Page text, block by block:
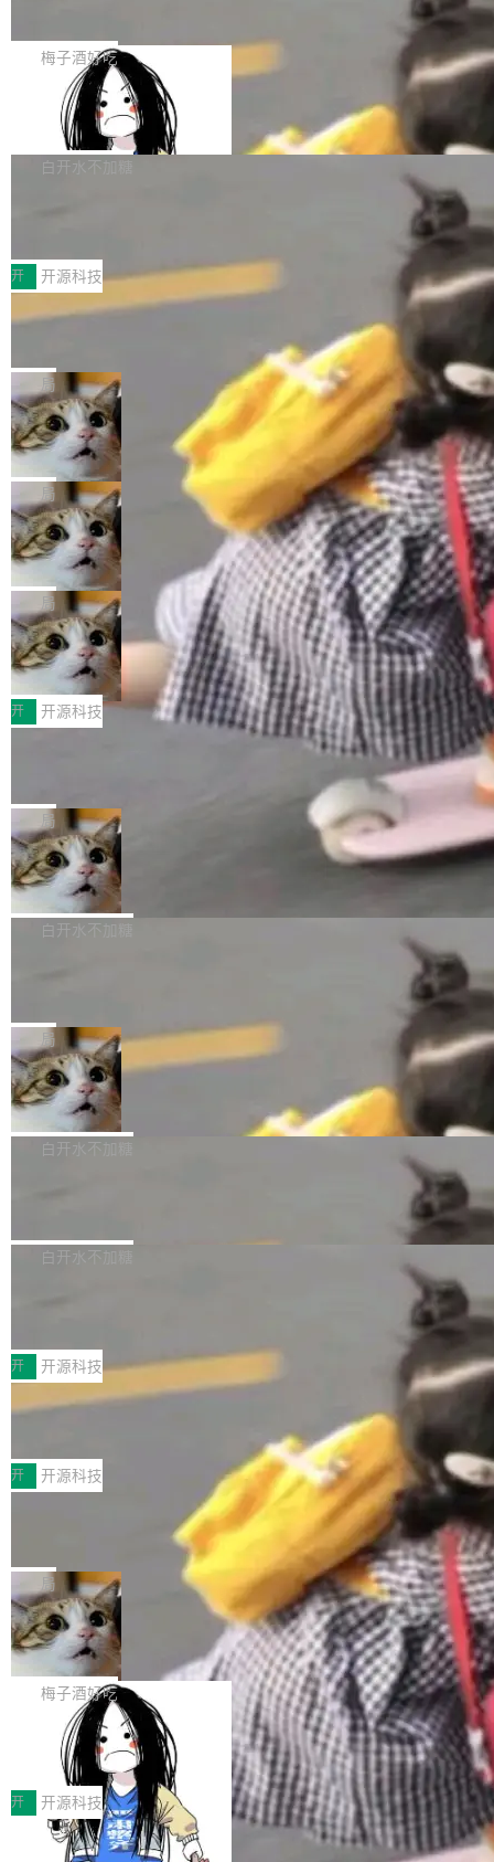
提交的编辑请求也长期处于待处理状态。 Groki
pedia 于去年底上线，定位为由人工智能生成内
容的百科平台，被马斯克视为传统众包百科网站
维基百科的替代方案。Lawfare 调查发现，无论
热门页面还是低关注度页面，均未出现近期更
是这样的：配 MessageSource 的 Bean、写 R
eloadableResourceBundleMessageSource、
声明 LocaleResolver、注册 LocaleChangeInt
erceptor…五六步之后才能看到第一行翻译文
本。 Solon 换了个方式。整个 i18n 模块围绕三
梅子酒好吃
Apache Doris 4.1 全面增强 Iceberg：
支持 UPDATE、MERGE INTO 与 Iceb
erg V3
Apache Doris 4.1 要补齐的，正是缺失的那一
半。在已有查询能力的基础上，Doris 进一步支
常维护操作，并完整支持 Iceberg V3 格式。
白开水不加糖
村国家自主创新示范区会议中心开幕。本届大会
由中关村智联软件服务业质量创新联盟主办，以
“智构可信·质创未来——AI原生时代的质量新范
式”为主题，直面AI从实验室走向规模化产业落地
的核心质量命题。会上，《2026智能研发生产力
工具选型手册》发布，Testin云测的Testin XAge
nt智能测试系统入选AI测试领域代表产品。对CI
O而言，这提示了一个转变：AI测试正在从效率
工具升级为企业的质量基础设施。 CIO面对的新
现实 过去两年，CIO们的焦虑清单上多了两项：
一是如何让大模型和智能体应用安全地从PoC走
向生产，二是如何让测试团队跟得上AI应用...
开 开源科技
让非法状态不可表示：一篇关于 ADT
有一种东西，一旦用过就回不去了。Alex Fedos
eev 管它叫"软件设计的基石"。 他说的东西不新
鲜——代数数据类型（ADT），尤其是和类型
（sum type）。但他说清楚了一件事：这不是类
型系统的学术体操，是日常编码的思维方式。 文
章从一个简单的例子切入。一个网站的深色主题
设置，如果用布尔值 + 可空字段来表示——bool
ean 表示是否可切换，nullable 的默认模式、浅
色方案、深色方案——会产生大量无意义的组
合。方案缺了、配置冲突了、全 null 了。要知道
哪些组合有效，作者说，你得靠"文档、校验、或
者部落知识"。 换个写法。Rust 的 enum，两个
变体：Switchable...
局
Cloudflare 开源内部企业 AI 平台 Clou
dflare OS
Cloudflare 发布了一个开源项目 Cloudflare O
S。如果你只看官方博客，你会觉得这是又一
个"AI 知识库 + 聊天机器人"——每个大厂都在
做，没什么新鲜的。 但 Kenton Varda 在 Twitte
r 上把事情说清楚了： 今天我们发布了 Cloudfla
re OS，一个带连接器的聊天机器人，跟其他所
有科技公司做的一样。只不过，实际上它不一
样。这是 Sandstorm.io 的重制版，我十年前的
那个创业公司。不同的是，这次它构建在 Cloudf
lare Workers 上——我花了九年时间搭建的平台
——并且深度集成了 AI。这基本上是我十年秘密
局
Deno 团队开源 Celld，可自托管的分
布式 Durable Objects
Ryan Dahl 领导的 Deno 团队推出了最新开源项
目 Celld，一个能在自己机器上运行 Cloudflare
Workers 和 Durable Objects 的守护进程。 设
计思路很直接：每个对象是一个独立的 SQLite
数据库，按名称寻址，复制到你自己的 S3 兼容
存储库里。节点之间只通过这个存储库协调——
没有控制平面，没有共识协议。每个对象自带一
个小型数据库，应用天然按分片构建，单个数据
库的竞争和爆炸半径问题在设计层面就被消除
了。 闲置的 cell 会休眠到几乎不占资源。当 cel
l 迁移或唤醒时，新宿主从 S3 恢复 SQLite 数据
库继续执行。存储库是持久化的唯一真相...
局
鲁大师7月新机性能/流畅/AI榜：vivo夺
性能、流畅双第一，三星Galaxy Z系列
新折叠缺席
2026年7月的手机市场，由于存储等硬件成本暴
增，手机厂商的日子也不好过啊，新机速度明显
放缓，因此硝烟味淡了许多。新机参数规格除开
高价的三星折叠（三星Galaxy Z Fold8 Ultra / Z
Fold8 / Z Flip8）外，其余要么是中低端机器，
例如iQOO Z11i、REDMI Note 17、REDMI No
te 17 Pro、OPPO K15，要么是vivo X300 E这
样的次旗舰。 Galaxy Z Fold8 Ultra / Z Fold8 /
Z Flip8三款折叠屏新机均在7月22日发布，且全
部搭载骁龙8 Elite Gen5 for Galaxy，它们本该
开 开源科技
Zed 编辑器团队发布了新项目——DeltaDB，一
个在 git commit 之间记录每一次编辑操作的版
本控制系统。目前处于 Early Access 阶段。 De
ltaDB 的核心思路直接写在 landing page 最显
眼的位置：「Software is made between com
mits」——软件是在 commit 之间写出来的。git
是把这段空隙补上。 回退到任何一次编辑：Delt
aDB 捕获 commit 之间的每一次操作，...
局
SpaceXAI 单季资本开支达 183 亿美元
根据风险投资人Tomer Tunguz 博客（VC 分
析）披露的最新分析与第二季度业绩报告，Spac
微软同期总资本开支的四成。 与亚马逊、Alpha
bet、微软以及 Meta 等传统科技巨头相比，Spa
ceXAI的资金消耗速度尤为引人瞩目。然而，支
撑庞大支出的资金来源却呈现出截然不同的面
貌。数据显示，微软和 Meta 主要依托充沛的经
白开水不加糖
一个在终端里运行的编程 agent；Muse Spark
1.2，驱动这个 agent 的新模型。一句话概括：
你可以用 curl -fsSL https://dev.meta.ai/install.
sh | bash 安装一个能在大项目里自动规划、写
代码、验证结果的 AI 终端工具。 据介绍，Muse
个主 agent 循环，外加一组后台 agent。这些后
局
美团开源 LoHoSearch，用知识图谱校
准 AI 能力认知
机器出题的前提，是让机器拥有全局视野。整个
构建流程可以分为四个环节：建图 → 控制难度
白开水不加糖
库，并将作为transport接入Mooncake TENT。
MPComm将作为一种传输引擎接入Mooncake T
ENT，实现零拷贝传输性能提升30%、非零拷贝
传输性能最高提升5倍。UCL-MPComm底层基
于自研UCL-Engine通信引擎，后续腾讯网平将
持续开源更多基于UCL-Engine的高性能通信组
件。 腾讯网平团队在UCL-MPComm中实现了一
个独立于业务线程的全局通信引擎（Engine），
白开水不加糖
型案例入选名单》，深信服“面向企业研发场景的
开源 AI 编程平台 CoStrict 应用”凭借卓越的技术
创新与落地成效成功入选。 全链路私有化部署，
助力企业AI研发安全落地 当前，越来越多企业已
经开始引入 AI Coding 工具，通过调用公有云模
型或企业内部部署模型提升研发效率。但随着 AI
Coding 从个人辅助工具逐步走向团队级、组织
级应用，企业在规模化落地过程中，对安全性、
可控性和代码质量提出了更高要求。 首先是数据
安全与合规要求。对于大多数普通研发场景，公
有云模型能够满足快速试用和效率提升的需求。
但对于金融、能源、医疗等对数据安全要求较...
开 开源科技
深信服AI算力网关入选工信部人工智能
前不久，工业和信息化部正式发布《2025年人工
智能应用典型案例名单》，集中展示人工智能在
各领域的应用成果，覆盖技术底座、行业赋能、
产品应用、支撑保障、专题等五大方向。深信服
AI算力网关（AI创新平台）成功入选！ 随着各行
各业的Agent走向规模化建设，算力构成形态逐
渐丰富，用户关注的重点也在发生变化：不只是
让AI用起来，还要进一步看清混合算力时代下，
Token花在哪里、算力是否被充分利用，以及持
续增长的AI成本该如何优化。 深信服AI算力网关
正是围绕这些实际问题，从Token治理和成本治
理两个方面，让用户的每一份算力都看得清、管
得住、用得稳、省得下、更安全！ 一、从现在开
始，Token使用一目...
开 开源科技
Jeff Dean 离开 Google：一个时代的结
束，一个实验室的开始
Google 员工编号 20。MapReduce 作者之一。
Bigtable 作者之一。TensorFlow 的作者之一。
Gemini 的架构师。Google 首席科学家。 Jeff D
ean 在 Google 工作了 27 年后，宣布离职。 他
不是一个人走。一同离开的还有 Sanjay Ghema
wat（Google 员工编号 23，Jeff Dean 二十多
年的编程搭档，MapReduce 和 Bigtable 的共同
作者）、Quoc Le（Google 大脑核心成员，Se
q2Seq 和 DocAI 的共同发明人）以及 Oriol Vin
yals（Gemini 联合负责人，AlphaSta...
局
🔥 SolonCode v2026.8.4 发布：界面
字体可调、22 种语言、记忆搜索增强
打开终端就能上岗的全中文编码智能体，这一轮
把「看得清、用母语、记得住」三件事一次补
齐。 SolonCode 是什么 SolonCode 是杭州无
耳科技研发的企业级终端编码智能体——一位全
中文驱动的数字员工，自主理解需求、规划步
骤、编写代码。不挑模型、不挑平台，curl 一行
装完即用。 开源地址：Gitee · GitCode · GitHu
b 安装 支持 Java 8+（8~26）、macOS / Linu
梅子酒好吃
让“代码语义理解”深度释放AI Coding
价值潜能：华为云码道（CodeArts）
代码仓技术解析
一、代码仓深度理解技术的作用与价值 在软件工
程实践中，代码仓是企业核心知识资产的主要载
体。企业级代码仓库通常包含数十万乃至数百万
个文件，其规模远超单次模型调用可承载的上下
开 开源科技